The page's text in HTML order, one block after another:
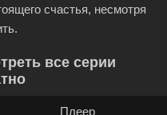
счастья, несмотря
все серии
Плеер